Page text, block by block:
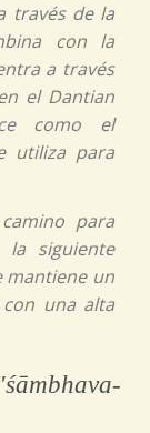
través de la
con la
a través
el Dantian
como el
utiliza para
para
la siguiente
mantiene un
una alta